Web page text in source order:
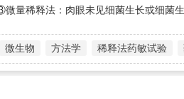
量稀释法：肉眼未见细菌生长或细菌
微生物 方法学 稀释法药敏试验